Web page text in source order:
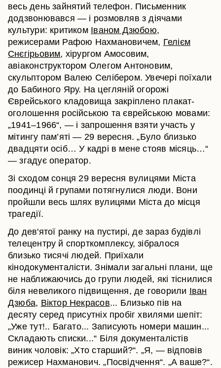
весь день зайнятий телефон. Письменник
додзвонювався — і розмовляв з діячами
культури: критиком Іваном Дзюбою,
режисерами Рафою Нахмановичем, Гелієм
Снєгірьовим, хірургом Амосовим,
авіаконструктором Олегом Антоновим,
скульптором Валею Селібером. Увечері поїхали
до Бабиного Яру. На цегляній огорожі
Єврейського кладовища закріплено плакат-
оголошення російською та єврейською мовами:
„1941–1966“, — і запрошення взяти участь у
мітингу пам’яті — 29 вересня. „Було близько
двадцяти осіб… У кадрі в мене стояв місяць…“
— згадує оператор.
Зі сходом сонця 29 вересня вулицями Міста
поодинці й групами потягнулися люди. Вони
пройшли весь шлях вулицями Міста до місця
трагедії.
До дев'ятої ранку на пустирі, де зараз будівлі
телецентру й спорткомплексу, зібралося
близько тисячі людей. Приїхали
кінодокументалісти. Знімали загальні плани, ще
не наближаючись до групи людей, які тіснилися
біля невеликого підвищення, де говорили Іван
Дзюба, Віктор Некрасов... Близько пів на
десяту серед присутніх пробіг хвилями шепіт:
„Уже тут!.. Багато... Записують номери машин...
Складають списки...“ Біля документалістів
виник чоловік: „Хто старший?“. „Я, — відповів
режисер Нахманович. „Посвідчення“. „А ваше?“.